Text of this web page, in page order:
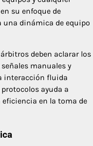
su enfoque de
una dinámica de equipo
deben aclarar los
manuales y
interacción fluida
ayuda a
en la toma de